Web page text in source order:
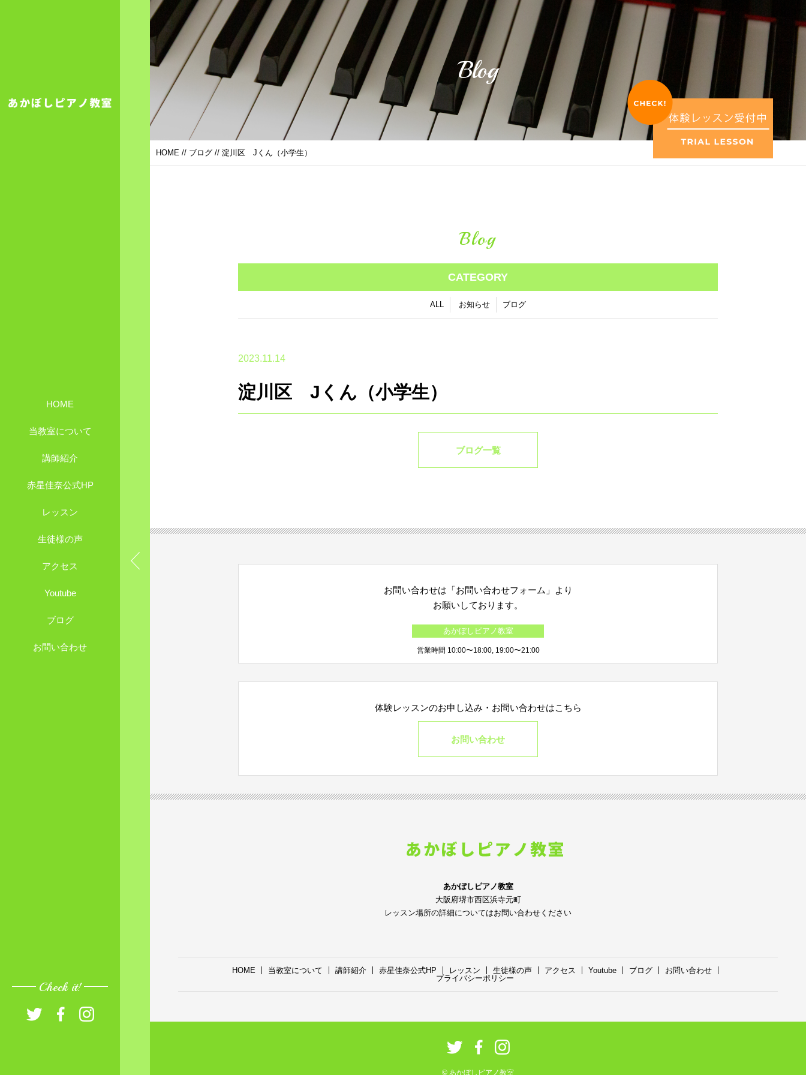
HOME
当教室について
講師紹介
赤星佳奈公式HP
レッスン
生徒様の声
アクセス
Youtube
ブログ
お問い合わせ
Check it!
Blog
HOME // ブログ // 淀川区 Jくん（小学生）
Blog
CATEGORY
ALL お知らせ ブログ
2023.11.14
淀川区 Jくん（小学生）
ブログ一覧
お問い合わせは「お問い合わせフォーム」より
お願いしております。
あかぼしピアノ教室
営業時間 10:00〜18:00, 19:00〜21:00
体験レッスンのお申し込み・ お問い合わせはこちら
お問い合わせ
あかぼしピアノ教室
大阪府堺市西区浜寺元町
レッスン場所の詳細についてはお問い合わせください
HOME 当教室について 講師紹介 赤星佳奈公式HP レッスン 生徒様の声 アクセス Youtube ブログ
お問い合わせ
プライバシーポリシー
© あかぼしピアノ教室